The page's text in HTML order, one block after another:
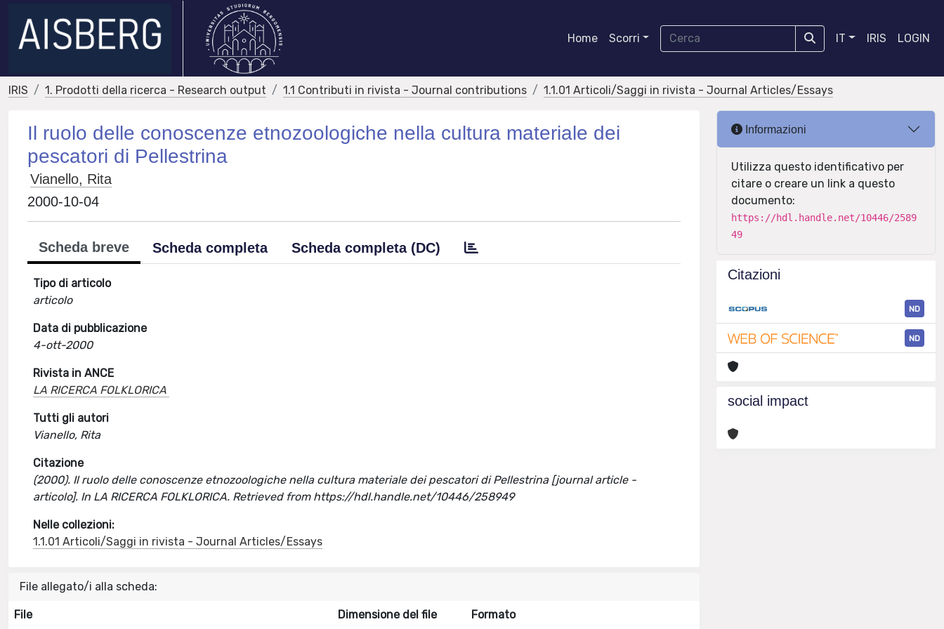
Home Scorri IT IRIS LOGIN
IRIS 1. Prodotti della ricerca - Research output 1.1 Contributi in rivista - Journal contributions 1.1.01 Articoli/Saggi in rivista - Journal Articles/Essays
Il ruolo delle conoscenze etnozoologiche nella cultura materiale dei
pescatori di Pellestrina
Vianello, Rita
2000-10-04
Scheda breve Scheda completa Scheda completa (DC)
Tipo di articolo
articolo
Data di pubblicazione
4-ott-2000
Rivista in ANCE
LA RICERCA FOLKLORICA
Tutti gli autori
Vianello, Rita
Citazione
(2000). Il ruolo delle conoscenze etnozoologiche nella cultura materiale dei pescatori di Pellestrina [journal article -
articolo]. In LA RICERCA FOLKLORICA. Retrieved from https://hdl.handle.net/10446/258949
Nelle collezioni:
1.1.01 Articoli/Saggi in rivista - Journal Articles/Essays
File allegato/i alla scheda:
File Dimensione del file Formato
Informazioni
Utilizza questo identificativo per
citare o creare un link a questo
documento:
https://hdl.handle.net/10446/2589
49
Citazioni
ND
ND
social impact